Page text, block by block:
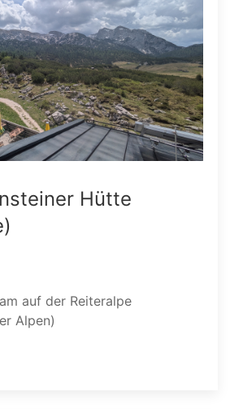
Hütte
auf der Reiteralpe
Alpen)